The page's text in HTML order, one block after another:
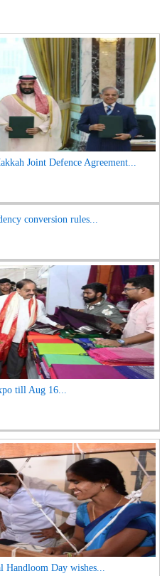
Joint Defence Agreement...
conversion rules...
till Aug 16...
Handloom Day wishes...